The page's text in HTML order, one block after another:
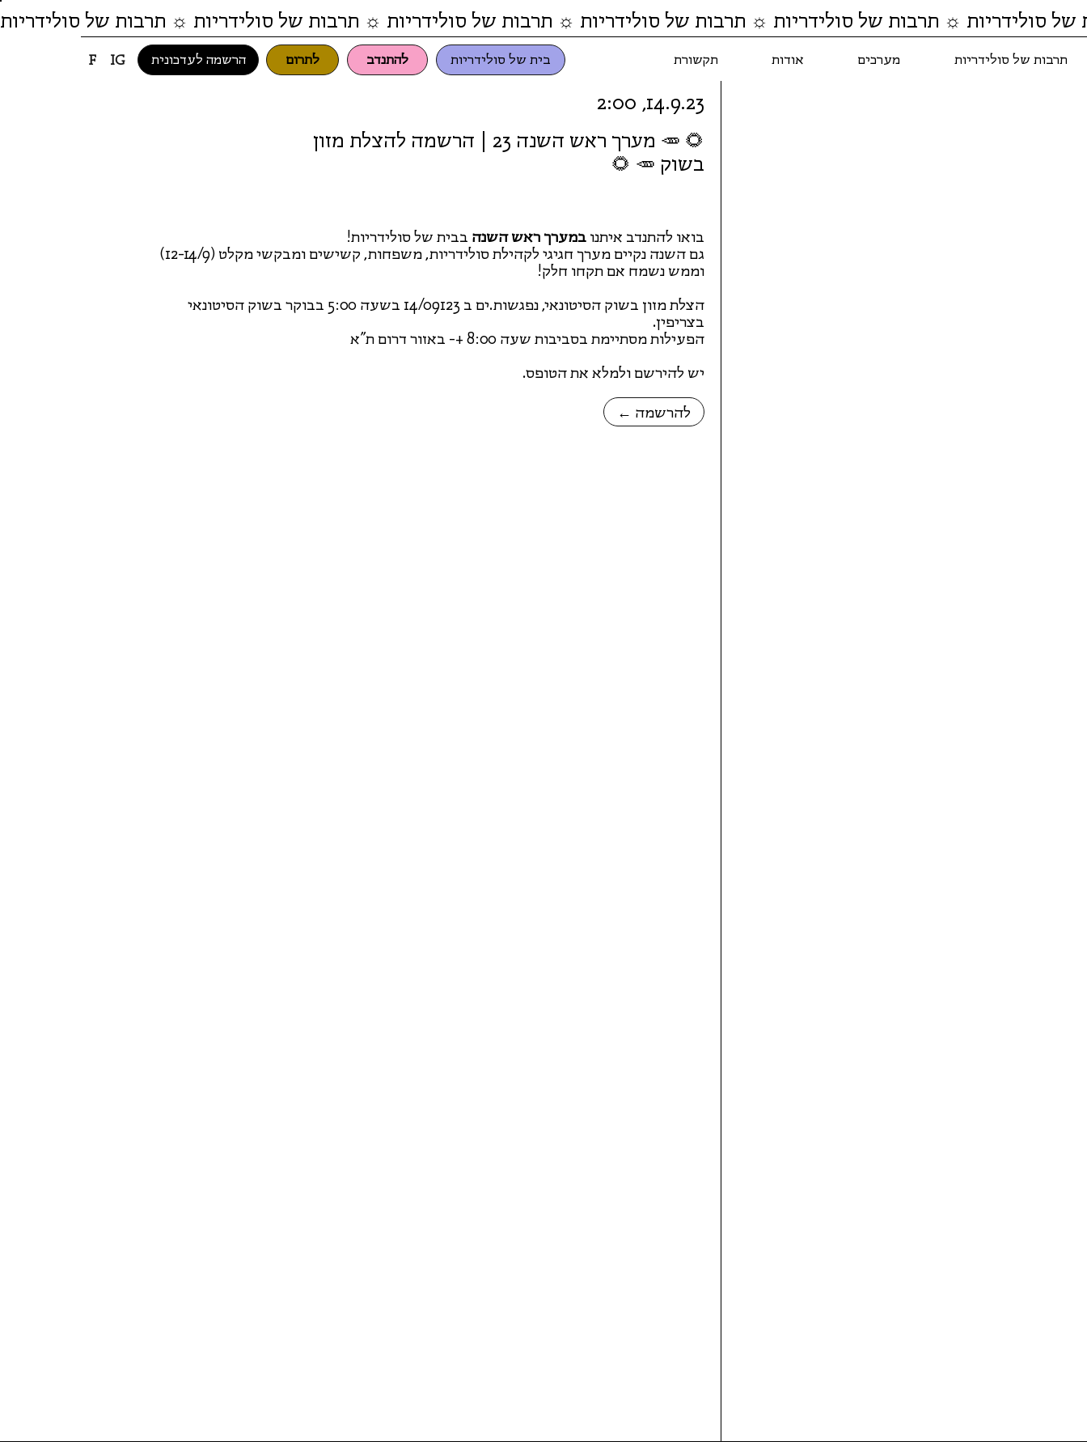
בית של סולידריות להתנדב לתרום תרבות של סולידריות מערכים אודות תקשורת F IG הרשמה לעדכונית
סולידריות ☼ תרבות של סולידריות ☼ תרבות של סולידריות ☼ תרבות של סולידריות ☼ תרבות של סולידריות ☼ תרבות של סולידריות
🌻 🥕 מערך ראש השנה 23 | הרשמה להצלת מזון
בשוק 🥕 🌻
← להרשמה
14.9.23, 2:00
בואו להתנדב איתנו במערך ראש השנה בבית של סולידריות!
גם השנה נקיים מערך חגיגי לקהילת סולידריות, משפחות, קשישים ומבקשי מקלט (12-14/9)
וממש נשמח אם תקחו חלק!
הצלת מזון בשוק הסיטונאי, נפגשות.ים ב 14/09123 בשעה 5:00 בבוקר בשוק הסיטונאי
בצריפין.
הפעילות מסתיימת בסביבות שעה 8:00 +- באזור דרום ת"א
יש להירשם ולמלא את הטופס.